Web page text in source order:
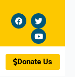
F
a
c
b
o
o
k
T
w
i
t
t
e
r
Y
o
u
t
u
b
e
Donate Us